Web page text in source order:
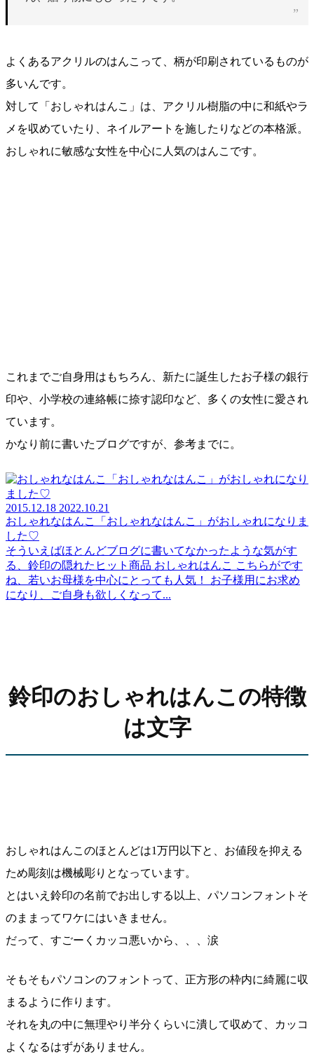
よくあるアクリルのはんこって、柄が印刷されているものが
多いんです。
対して「おしゃれはんこ」は、アクリル樹脂の中に和紙やラ
メを収めていたり、ネイルアートを施したりなどの本格派。
おしゃれに敏感な女性を中心に人気のはんこです。
これまでご自身用はもちろん、新たに誕生したお子様の銀行
印や、小学校の連絡帳に捺す認印など、多くの女性に愛され
ています。
かなり前に書いたブログですが、参考までに。
2015.12.18 2022.10.21
おしゃれなはんこ「おしゃれなはんこ」がおしゃれになりま
した♡
そういえばほとんどブログに書いてなかったような気がす
る、鈴印の隠れたヒット商品 おしゃれはんこ こちらがです
ね、若いお母様を中心にとっても人気！ お子様用にお求め
になり、ご自身も欲しくなって...
鈴印のおしゃれはんこの特徴
は文字
おしゃれはんこのほとんどは1万円以下と、お値段を抑える
ため彫刻は機械彫りとなっています。
とはいえ鈴印の名前でお出しする以上、パソコンフォントそ
のままってワケにはいきません。
だって、すごーくカッコ悪いから、、、涙
そもそもパソコンのフォントって、正方形の枠内に綺麗に収
まるように作ります。
それを丸の中に無理やり半分くらいに潰して収めて、カッコ
よくなるはずがありません。